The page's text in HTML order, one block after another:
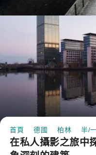
首頁 德國 柏林 半/
在私人攝影之旅中